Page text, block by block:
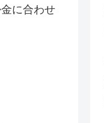
に合わせ